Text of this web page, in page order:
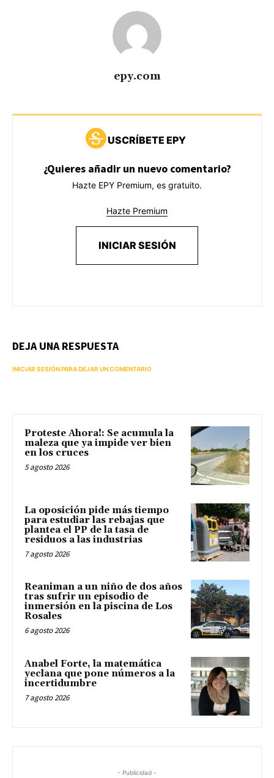
epy.com
USCRÍBETE EPY
¿Quieres añadir un nuevo comentario?
Hazte EPY Premium, es gratuito.
Hazte Premium
INICIAR SESIÓN
DEJA UNA RESPUESTA
INICIAR SESIÓN PARA DEJAR UN COMENTARIO
Proteste Ahora!: Se acumula la
maleza que ya impide ver bien
en los cruces
5 agosto 2026
La oposición pide más tiempo
para estudiar las rebajas que
plantea el PP de la tasa de
residuos a las industrias
7 agosto 2026
Reaniman a un niño de dos años
tras sufrir un episodio de
inmersión en la piscina de Los
Rosales
6 agosto 2026
Anabel Forte, la matemática
yeclana que pone números a la
incertidumbre
7 agosto 2026
- Publicidad -